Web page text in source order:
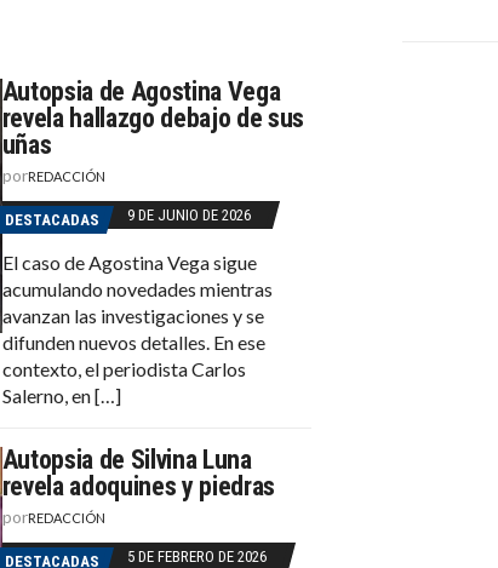
Autopsia de Agostina Vega
revela hallazgo debajo de sus
uñas
porREDACCIÓN
DESTACADAS 9 DE JUNIO DE 2026
El caso de Agostina Vega sigue
acumulando novedades mientras
avanzan las investigaciones y se
difunden nuevos detalles. En ese
contexto, el periodista Carlos
Salerno, en […]
Autopsia de Silvina Luna
revela adoquines y piedras
porREDACCIÓN
DESTACADAS 5 DE FEBRERO DE 2026